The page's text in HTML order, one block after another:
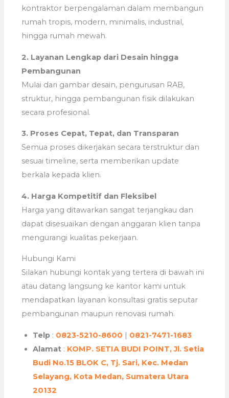
kontraktor berpengalaman dalam membangun
rumah tropis, modern, minimalis, industrial,
hingga rumah mewah.
2. Layanan Lengkap dari Desain hingga
Pembangunan
Mulai dari gambar desain, pengurusan RAB,
struktur, hingga pembangunan fisik dilakukan
secara profesional.
3. Proses Cepat, Tepat, dan Transparan
Semua proses dikerjakan secara terstruktur dan
sesuai timeline, serta memberikan update
berkala kepada klien.
4. Harga Kompetitif dan Fleksibel
Harga yang ditawarkan sangat terjangkau dan
dapat disesuaikan dengan anggaran klien tanpa
mengurangi kualitas pekerjaan.
Hubungi Kami
Silakan hubungi kontak yang tertera di bawah ini
atau datang langsung ke kantor kami untuk
mendapatkan layanan konsultasi gratis seputar
pembangunan maupun renovasi rumah.
Telp : 0823-5210-8600 | 0821-7471-1683
Alamat : KOMP. SETIA BUDI POINT, Jl. Setia
Budi No.15 BLOK C, Tj. Sari, Kec. Medan
Selayang, Kota Medan, Sumatera Utara
20132